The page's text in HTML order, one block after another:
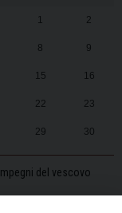
1 2
8 9
15 16
22 23
29 30
5 6
Impegni del vescovo